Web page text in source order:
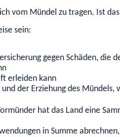
vom Mündel zu tragen. Ist
sein:
gegen Schäden, die
erleiden kann
der Erziehung des
hat das Land eine
in Summe